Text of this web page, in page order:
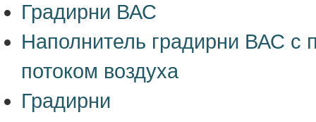
Градирни ВАС
Наполнитель градирни ВАС с
потоком воздуха
Градирни